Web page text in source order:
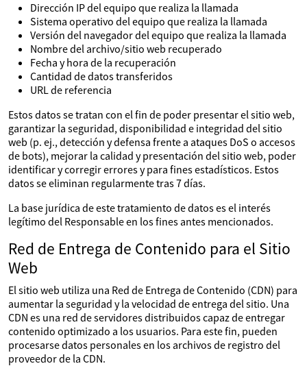
Dirección IP del equipo que realiza la llamada
Sistema operativo del equipo que realiza la llamada
Versión del navegador del equipo que realiza la llamada
Nombre del archivo/sitio web recuperado
Fecha y hora de la recuperación
Cantidad de datos transferidos
URL de referencia
Estos datos se tratan con el fin de poder presentar el sitio web,
garantizar la seguridad, disponibilidad e integridad del sitio
web (p. ej., detección y defensa frente a ataques DoS o accesos
de bots), mejorar la calidad y presentación del sitio web, poder
identificar y corregir errores y para fines estadísticos. Estos
datos se eliminan regularmente tras 7 días.
La base jurídica de este tratamiento de datos es el interés
legítimo del Responsable en los fines antes mencionados.
Red de Entrega de Contenido para el Sitio
Web
El sitio web utiliza una Red de Entrega de Contenido (CDN) para
aumentar la seguridad y la velocidad de entrega del sitio. Una
CDN es una red de servidores distribuidos capaz de entregar
contenido optimizado a los usuarios. Para este fin, pueden
procesarse datos personales en los archivos de registro del
proveedor de la CDN.